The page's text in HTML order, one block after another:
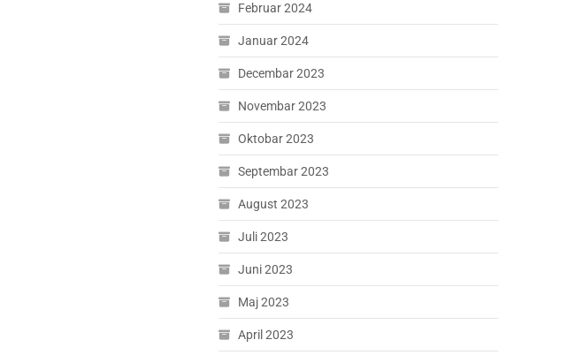
Februar 2024
Januar 2024
Decembar 2023
Novembar 2023
Oktobar 2023
Septembar 2023
August 2023
Juli 2023
Juni 2023
Maj 2023
April 2023